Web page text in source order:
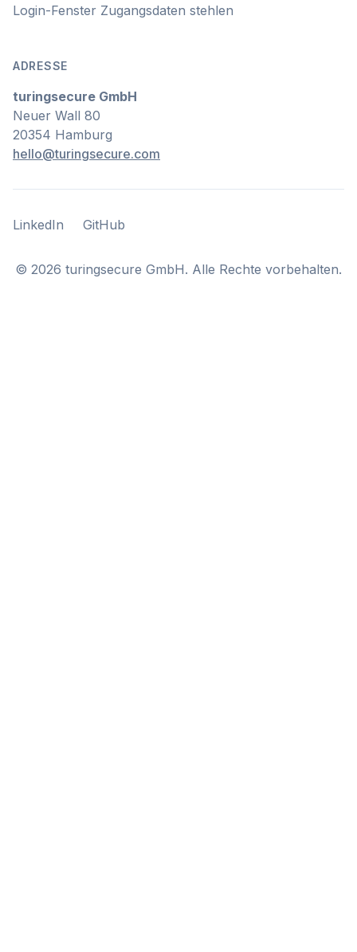
Login-Fenster Zugangsdaten stehlen
ADRESSE
turingsecure GmbH
Neuer Wall 80
20354 Hamburg
hello@turingsecure.com
LinkedIn
LinkedIn GitHub
GitHub
© 2026 turingsecure GmbH. Alle Rechte vorbehalten.